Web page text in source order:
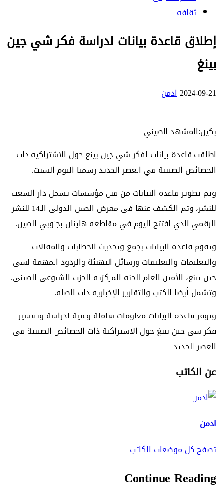
ثقافة
إطلاق قاعدة بيانات لدراسة فكر شي جين
بينغ
2024-09-21ادمن
بكين:المشهد الصيني
اطلقت قاعدة بيانات لفكر شي جين بينغ حول الاشتراكية ذات
الخصائص الصينية في العصر الجديد رسميا اليوم السبت.
وتم تطوير قاعدة البيانات من قبل مؤسسات تشمل دار الشعب
للنشر، وتم الكشف عنها في معرض الصين الدولي الـ14 للنشر
الرقمي الذي افتتح اليوم في مقاطعة هاينان بجنوبي الصين.
وتقوم قاعدة البيانات بجمع وتحديث الخطابات والمقالات
والتعليمات والتعليقات ورسائل التهنئة والردود المهمة لشي
جين بينغ، الأمين العام للجنة المركزية للحزب الشيوعي الصيني.
وتشمل أيضا الكتب والتقارير الإخبارية ذات الصلة.
وتوفر قاعدة البيانات معلومات شاملة وغنية لدراسة وتفسير
فكر شي جين بينغ حول الاشتراكية ذات الخصائص الصينية في
العصر الجديد
عن الكاتب
ادمن
تصفح كل موضعات الكاتب
Continue Reading